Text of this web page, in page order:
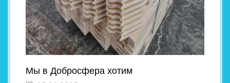
Мы в Добросфера хотим